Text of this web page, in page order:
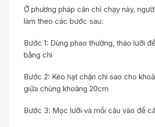
Ở phương pháp cân chỉ chạy này,
làm theo các bước sau:
Bước 1: Dùng phao thường, tháo lưỡi
bằng chì
Bước 2: Kéo hạt chặn chì sao cho
giữa chúng khoảng 20cm
Bước 3: Mọc lưỡi và mồi câu vào để